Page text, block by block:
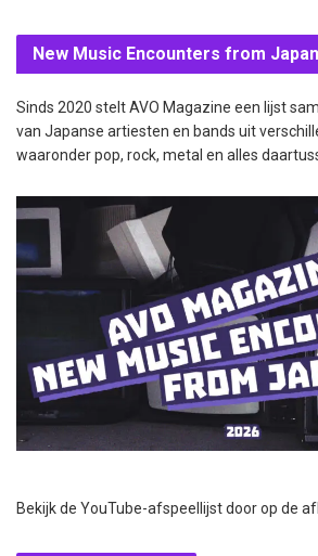
New Music Encounters from
Sinds 2020 stelt AVO Magazine een lijst
van Japanse artiesten en bands uit
waaronder pop, rock, metal en alles
Bekijk de YouTube-afspeellijst door op de